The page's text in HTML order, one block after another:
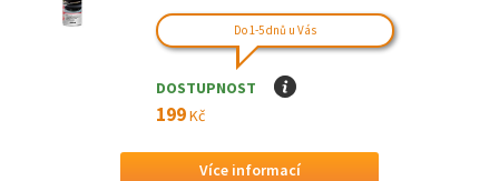
Do 1-5 dnů u Vás
DOSTUPNOST I
199Kč
Více informací